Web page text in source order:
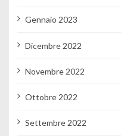
Gennaio 2023
Dicembre 2022
Novembre 2022
Ottobre 2022
Settembre 2022